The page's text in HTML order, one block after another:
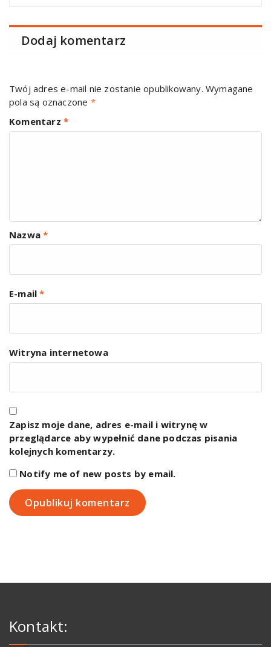
Dodaj komentarz
Twój adres e-mail nie zostanie opublikowany. Wymagane
pola są oznaczone *
Komentarz *
Nazwa*
E-mail*
Witryna internetowa
Zapisz moje dane, adres e-mail i witrynę w
przeglądarce aby wypełnić dane podczas pisania
kolejnych komentarzy.
Notify me of new posts by email.
Kontakt: